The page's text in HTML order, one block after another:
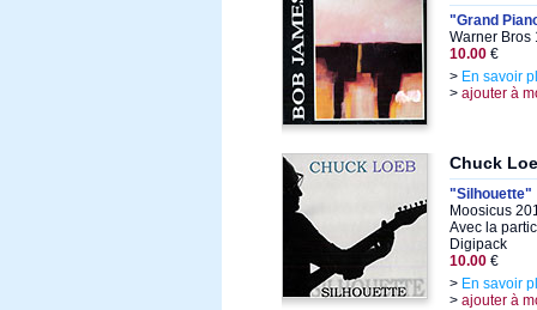
"Grand
Warner Bros
10.00 €
> En savoir
> ajouter à
Chuck
"Silhouette"
Moosicus
Avec la
Digipack
10.00 €
> En savoir
> ajouter à